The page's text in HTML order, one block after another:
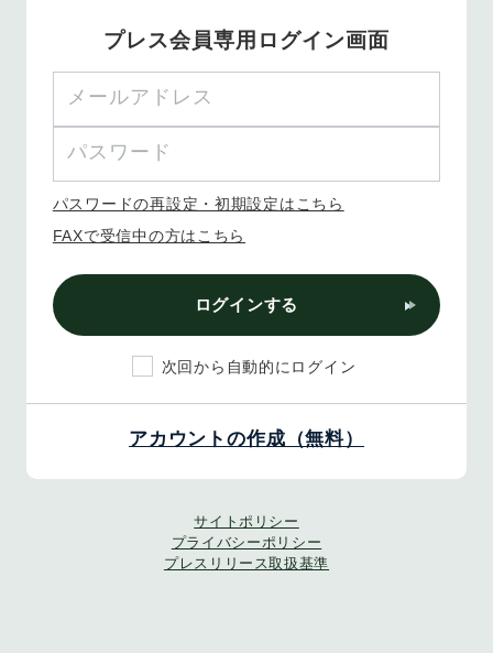
プレス会員専用ログイン画面
パスワードの再設定・初期設定はこちら
FAXで受信中の方はこちら
ログインする
次回から自動的にログイン
アカウントの作成（無料）
サイトポリシー
プライバシーポリシー
プレスリリース取扱基準